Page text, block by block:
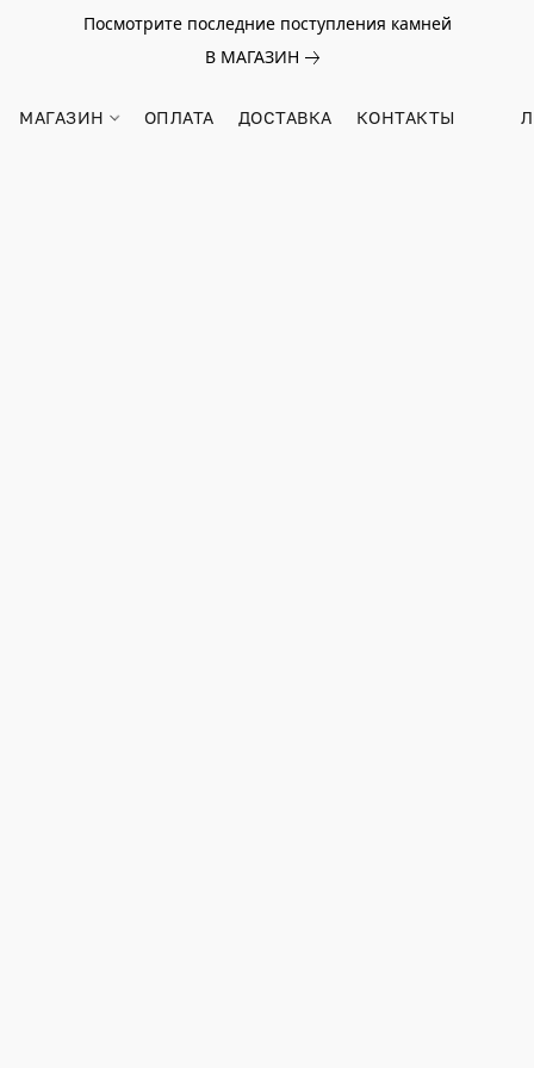
Посмотрите последние поступления камней
В МАГАЗИН
МАГАЗИН ОПЛАТА ДОСТАВКА КОНТАКТЫ